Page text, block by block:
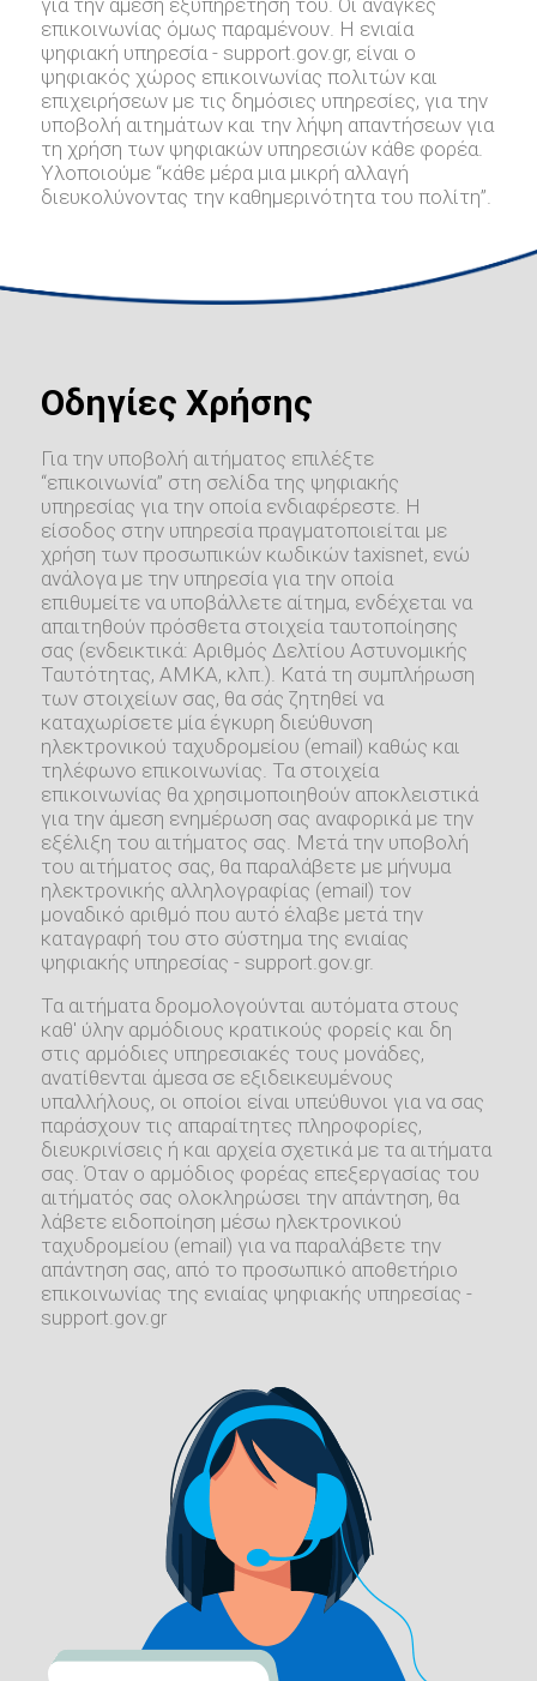
επικοινωνίας όμως παραμένουν. Η ενιαία
ψηφιακή υπηρεσία - support.gov.gr, είναι ο
ψηφιακός χώρος επικοινωνίας πολιτών και
επιχειρήσεων με τις δημόσιες υπηρεσίες, για την
υποβολή αιτημάτων και την λήψη απαντήσεων για
τη χρήση των ψηφιακών υπηρεσιών κάθε φορέα.
Υλοποιούμε “κάθε μέρα μια μικρή αλλαγή
διευκολύνοντας την καθημερινότητα του πολίτη”.
Οδηγίες Χρήσης
Για την υποβολή αιτήματος επιλέξτε
“επικοινωνία” στη σελίδα της ψηφιακής
υπηρεσίας για την οποία ενδιαφέρεστε. Η
είσοδος στην υπηρεσία πραγματοποιείται με
χρήση των προσωπικών κωδικών taxisnet, ενώ
ανάλογα με την υπηρεσία για την οποία
επιθυμείτε να υποβάλλετε αίτημα, ενδέχεται να
απαιτηθούν πρόσθετα στοιχεία ταυτοποίησης
σας (ενδεικτικά: Αριθμός Δελτίου Αστυνομικής
Ταυτότητας, ΑΜΚΑ, κλπ.). Κατά τη συμπλήρωση
των στοιχείων σας, θα σάς ζητηθεί να
καταχωρίσετε μία έγκυρη διεύθυνση
ηλεκτρονικού ταχυδρομείου (email) καθώς και
τηλέφωνο επικοινωνίας. Τα στοιχεία
επικοινωνίας θα χρησιμοποιηθούν αποκλειστικά
για την άμεση ενημέρωση σας αναφορικά με την
εξέλιξη του αιτήματος σας. Μετά την υποβολή
του αιτήματος σας, θα παραλάβετε με μήνυμα
ηλεκτρονικής αλληλογραφίας (email) τον
μοναδικό αριθμό που αυτό έλαβε μετά την
καταγραφή του στο σύστημα της ενιαίας
ψηφιακής υπηρεσίας - support.gov.gr.
Τα αιτήματα δρομολογούνται αυτόματα στους
καθ' ύλην αρμόδιους κρατικούς φορείς και δη
στις αρμόδιες υπηρεσιακές τους μονάδες,
ανατίθενται άμεσα σε εξιδεικευμένους
υπαλλήλους, οι οποίοι είναι υπεύθυνοι για να σας
παράσχουν τις απαραίτητες πληροφορίες,
διευκρινίσεις ή και αρχεία σχετικά με τα αιτήματα
σας. Όταν ο αρμόδιος φορέας επεξεργασίας του
αιτήματός σας ολοκληρώσει την απάντηση, θα
λάβετε ειδοποίηση μέσω ηλεκτρονικού
ταχυδρομείου (email) για να παραλάβετε την
απάντηση σας, από το προσωπικό αποθετήριο
επικοινωνίας της ενιαίας ψηφιακής υπηρεσίας -
support.gov.gr